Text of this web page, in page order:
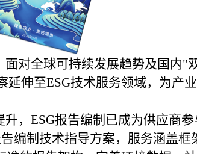
对全球可持续发展趋势及国内"
伸至ESG技术服务领域，为产
， ESG报告编制已成为供应商
编制技术指导方案，服务涵盖